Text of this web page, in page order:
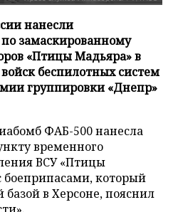
нанесли
замаскированному
«Птицы Мадьяра» в
беспилотных систем
группировки «Днепр»
ФАБ-500 нанесла
временного
ВСУ «Птицы
боеприпасами, который
в Херсоне, пояснил